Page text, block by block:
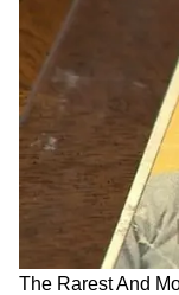
आखिर क्यों IAF कमांडर
पाकस्तानी लेडी को
राज, क्या थी बेबसी जो
बैठा गद्दारी
LATEST VIDEOS
Modi in IIT
प्रेक्टिकल बातें,